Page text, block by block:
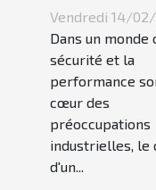
coffret de
jonction
zones à
Vendredi 14/
Dans un monde
sécurité et la
performance
cœur des
préoccupations
industrielles, le
d'un...